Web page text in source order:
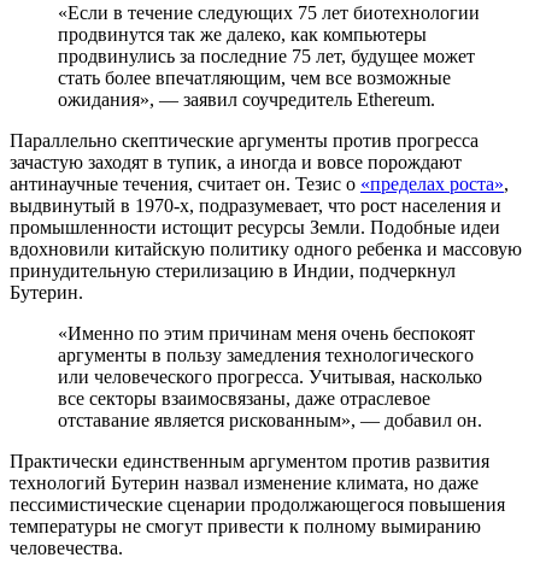
«Если в течение следующих 75 лет биотехнологии
продвинутся так же далеко, как компьютеры
продвинулись за последние 75 лет, будущее может
стать более впечатляющим, чем все возможные
ожидания», — заявил соучредитель Ethereum.
Параллельно скептические аргументы против прогресса
зачастую заходят в тупик, а иногда и вовсе порождают
антинаучные течения, считает он. Тезис о «пределах роста»,
выдвинутый в 1970-х, подразумевает, что рост населения и
промышленности истощит ресурсы Земли. Подобные идеи
вдохновили китайскую политику одного ребенка и массовую
принудительную стерилизацию в Индии, подчеркнул
Бутерин.
«Именно по этим причинам меня очень беспокоят
аргументы в пользу замедления технологического
или человеческого прогресса. Учитывая, насколько
все секторы взаимосвязаны, даже отраслевое
отставание является рискованным», — добавил он.
Практически единственным аргументом против развития
технологий Бутерин назвал изменение климата, но даже
пессимистические сценарии продолжающегося повышения
температуры не смогут привести к полному вымиранию
человечества.